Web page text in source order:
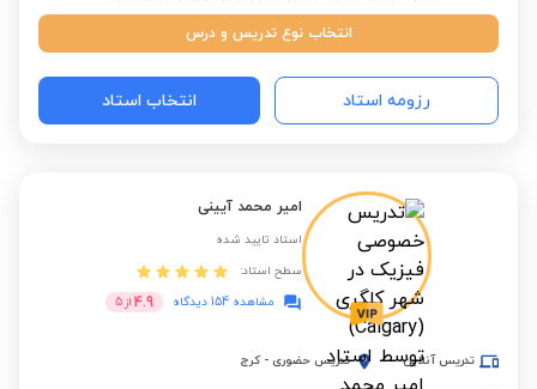
انتخاب نوع تدریس و درس
رزومه استاد انتخاب استاد
امیر محمد آیینی
استاد تایید شده
سطح استاد:
مشاهده 154 دیدگاه
4.9 از 5
تدریس آنلاین تدریس حضوری - کرج